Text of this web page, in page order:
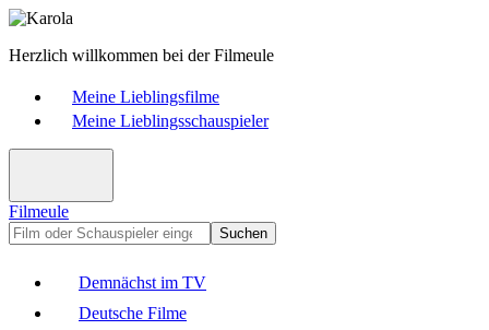
Herzlich willkommen bei der Filmeule
Meine Lieblingsfilme
Meine Lieblingsschauspieler
Filmeule
Suchen
Demnächst im TV
Deutsche Filme